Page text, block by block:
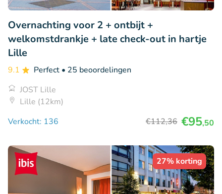
Overnachting voor 2 + ontbijt +
welkomstdrankje + late check-out in hartje
Lille
9.1 Perfect • 25 beoordelingen
JOST Lille
Lille (12km)
Verkocht: 136
€112,36 €95,50
27% korting